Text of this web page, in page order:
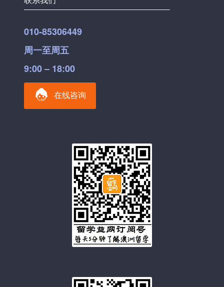
010-85306449
周一至周五
9:00 – 18:00
在线咨询